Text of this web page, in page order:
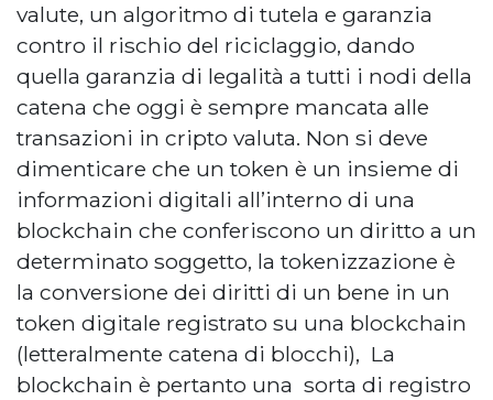
valute, un algoritmo di tutela e garanzia
contro il rischio del riciclaggio, dando
quella garanzia di legalità a tutti i nodi della
catena che oggi è sempre mancata alle
transazioni in cripto valuta. Non si deve
dimenticare che un token è un insieme di
informazioni digitali all’interno di una
blockchain che conferiscono un diritto a un
determinato soggetto, la tokenizzazione è
la conversione dei diritti di un bene in un
token digitale registrato su una blockchain
(letteralmente catena di blocchi), La
blockchain è pertanto una sorta di registro